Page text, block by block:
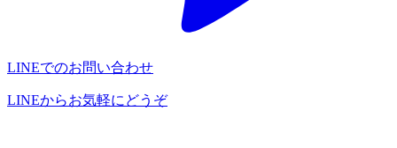
LINEでのお問い合わせ
LINEからお気軽にどうぞ